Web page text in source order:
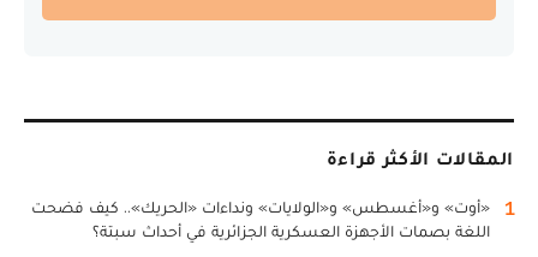
المقالات الأكثر قراءة
1
«أوت» و«أغسطس» و«الولايات» ونداءات «الحريك».. كيف فضحت
اللغة بصمات الأجهزة العسكرية الجزائرية في أحداث سبتة؟